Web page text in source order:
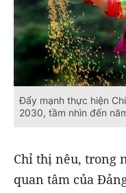
Đẩy mạnh thực hiện
2030, tầm nhìn đến
Chỉ thị nêu, trong
quan tâm của